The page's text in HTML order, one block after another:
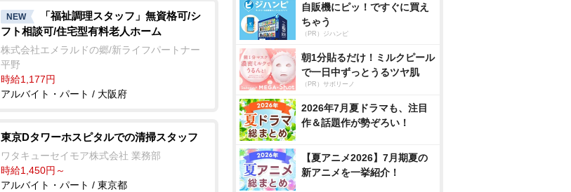
NEW
「福祉調理スタッフ」無資格可/シ
フト相談可/住宅型有料老人ホーム
株式会社エメラルドの郷/新ライフパートナー
平野
時給1,177円
アルバイト・パート / 大阪府
東京Dタワーホスピタルでの清掃スタッフ
ワタキューセイモア株式会社 業務部
時給1,450円～
アルバイト・パート / 東京都
自販機にピッ！ですぐに買え
ちゃう
（PR）ジハンピ
朝1分貼るだけ！ミルクピール
で一日中ずっとうるツヤ肌
（PR）サボリーノ
2026年7月夏ドラマも、注目
作＆話題作が勢ぞろい！
【夏アニメ2026】7月期夏の
新アニメを一挙紹介！